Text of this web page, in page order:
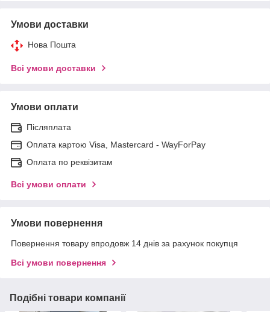
Умови доставки
Нова Пошта
Всі умови доставки
Умови оплати
Післяплата
Оплата картою Visa, Mastercard - WayForPay
Оплата по реквізитам
Всі умови оплати
Умови повернення
Повернення товару впродовж 14 днів за рахунок покупця
Всі умови повернення
Подібні товари компанії